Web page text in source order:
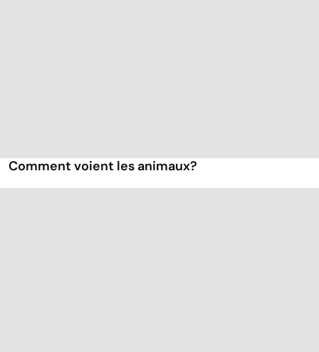
Comment voient les animaux?